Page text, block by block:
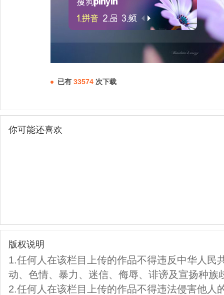
已有 33574 次下载
你可能还喜欢
版权说明
1.任何人在该栏目上传的作品不得违反中华人民
动、色情、暴力、迷信、侮辱、诽谤及宣扬种族
2.任何人在该栏目上传的作品不得违法侵害他人